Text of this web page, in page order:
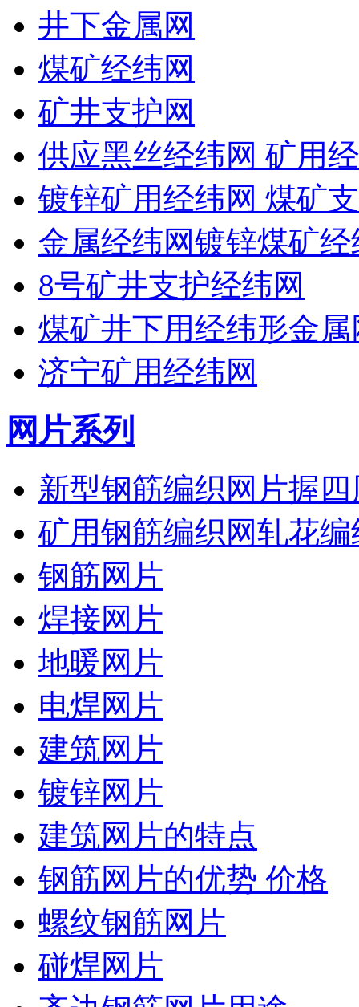
井下金属网
煤矿经纬网
矿井支护网
供应黑丝经纬网 矿用
镀锌矿用经纬网 煤矿
金属经纬网镀锌煤矿
8号矿井支护经纬网
煤矿井下用经纬形金属
济宁矿用经纬网
网片系列
新型钢筋编织网片握四
矿用钢筋编织网轧花
钢筋网片
焊接网片
地暖网片
电焊网片
建筑网片
镀锌网片
建筑网片的特点
钢筋网片的优势 价格
螺纹钢筋网片
碰焊网片